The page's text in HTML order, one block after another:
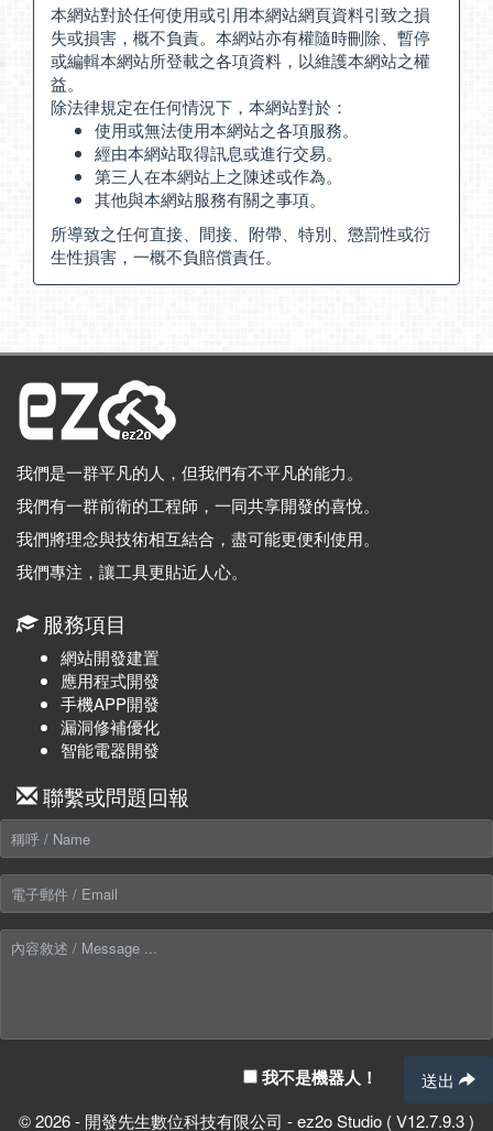
本網站對於任何使用或引用本網站網頁資料引致之損
失或損害，概不負責。本網站亦有權隨時刪除、暫停
或編輯本網站所登載之各項資料，以維護本網站之權
益。
除法律規定在任何情況下，本網站對於：
使用或無法使用本網站之各項服務。
經由本網站取得訊息或進行交易。
第三人在本網站上之陳述或作為。
其他與本網站服務有關之事項。
所導致之任何直接、間接、附帶、特別、懲罰性或衍
生性損害，一概不負賠償責任。
我們是一群平凡的人，但我們有不平凡的能力。
我們有一群前衛的工程師，一同共享開發的喜悅。
我們將理念與技術相互結合，盡可能更便利使用。
我們專注，讓工具更貼近人心。
服務項目
網站開發建置
應用程式開發
手機APP開發
漏洞修補優化
智能電器開發
聯繫或問題回報
我不是機器人！
送出
© 2026 - 開發先生數位科技有限公司 - ez2o Studio ( V12.7.9.3 )